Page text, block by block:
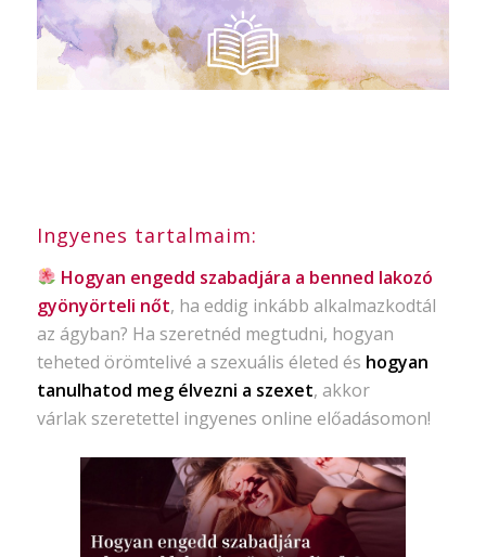
Ingyenes tartalmaim:
Hogyan engedd szabadjára a benned lakozó
gyönyörteli nőt, ha eddig inkább alkalmazkodtál
az ágyban? Ha szeretnéd megtudni, hogyan
teheted örömtelivé a szexuális életed és hogyan
tanulhatod meg élvezni a szexet, akkor
várlak szeretettel ingyenes online előadásomon!